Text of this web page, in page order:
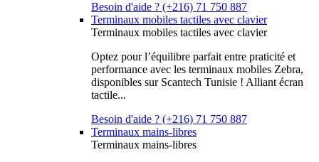
Besoin d'aide ? (+216) 71 750 887
Terminaux mobiles tactiles avec clavier
Terminaux mobiles tactiles avec clavier
Optez pour l’équilibre parfait entre praticité et
performance avec les terminaux mobiles Zebra,
disponibles sur Scantech Tunisie ! Alliant écran
tactile...
Besoin d'aide ? (+216) 71 750 887
Terminaux mains-libres
Terminaux mains-libres